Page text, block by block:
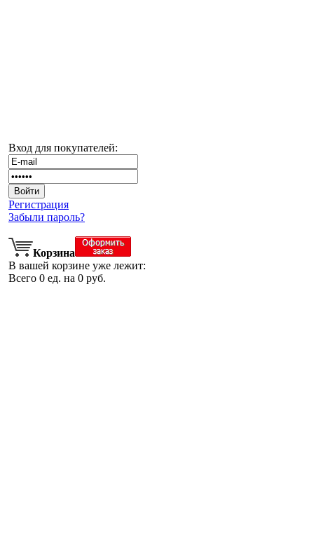
Вход для покупателей:
Регистрация
Забыли пароль?
Корзина
В вашей корзине уже лежит:
Всего 0 ед. на 0 руб.